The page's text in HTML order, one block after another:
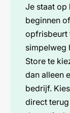
3. De Top
dit moment
4.
5. Waarom
Je staat op
beginnen
opfrisbeurt
simpelweg
Store te
dan alleen
bedrijf.
direct